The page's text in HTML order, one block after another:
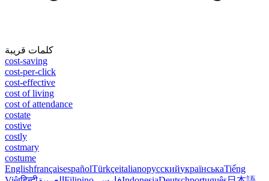
كلمات قريبة
cost-saving
cost-per-click
cost-effective
cost of living
cost of attendance
costate
costive
costly
costmary
costume
EnglishfrançaisespañolTürkçeitalianoрусскийукраїнськаTiếng